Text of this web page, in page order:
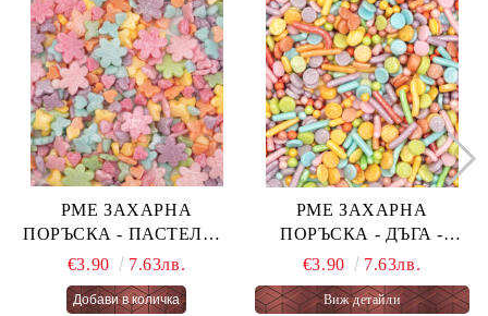
PME ЗАХАРНА
ПОРЪСКА - ПАСТЕЛНА
ОГНЕНА ТОРТА -
PASTEL FAIRY CAKES
66 гр.
€3.90 7.63лв.
PME ЗАХАРНА
ПОРЪСКА - ДЪГА -
€3.90 7.63лв.
Виж детайли